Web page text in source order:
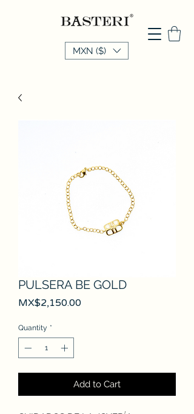
MXN ($)
PULSERA BE GOLD
MX$2,150.00Price
Quantity *
Add to Cart